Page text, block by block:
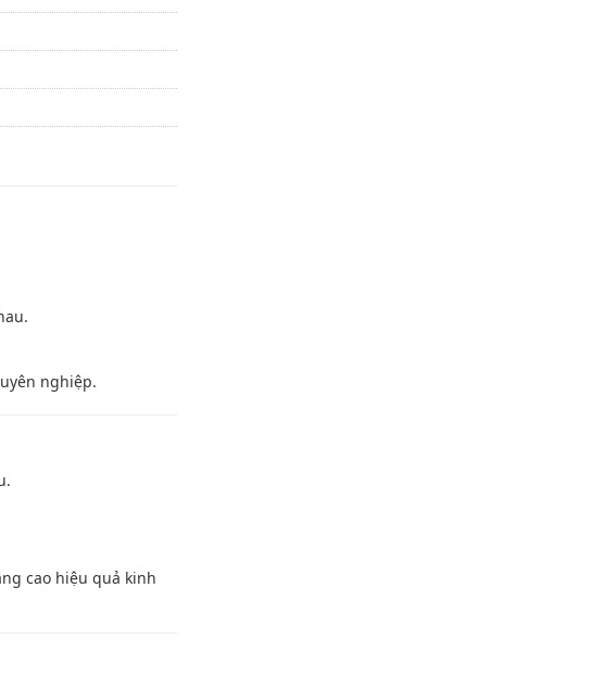
nghiệp.
cao hiệu quả kinh